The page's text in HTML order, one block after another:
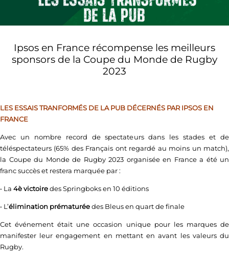
Ipsos en France récompense les meilleurs
sponsors de la Coupe du Monde de Rugby
2023
LES ESSAIS TRANFORMÉS DE LA PUB DÉCERNÉS PAR IPSOS EN
FRANCE
Avec un nombre record de spectateurs dans les stades et de
téléspectateurs (65% des Français ont regardé au moins un match),
la Coupe du Monde de Rugby 2023 organisée en France a été un
franc succès et restera marquée par :
• La 4è victoiredes Springboks en 10 éditions
• L’élimination prématuréedes Bleus en quart de finale
Cet événement était une occasion unique pour les marques de
manifester leur engagement en mettant en avant les valeurs du
Rugby.